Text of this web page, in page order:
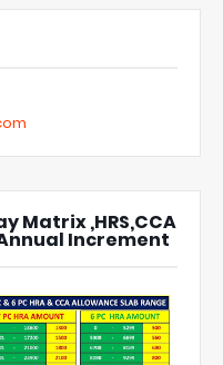
Matrix ,HRS,CCA
Increment